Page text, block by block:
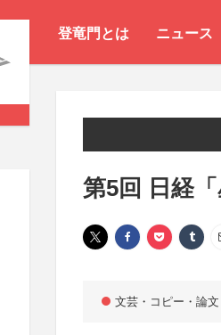
登竜門とは ニュース
第5回 日経「
文芸・コピー・論文